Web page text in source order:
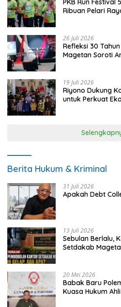
PKB Run Festival
Ribuan Pelari
26 Juli 2026
Refleksi 30
Magetan Soroti
19 Juli 2026
Riyono Dukung
untuk Perkuat
Berita Hukum & Kriminal
31 Juli 2026
Apakah Debt
13 Juli 2026
Sebulan Berlalu,
Setdakab
20 Mei 2026
Babak Baru
Kuasa Hukum